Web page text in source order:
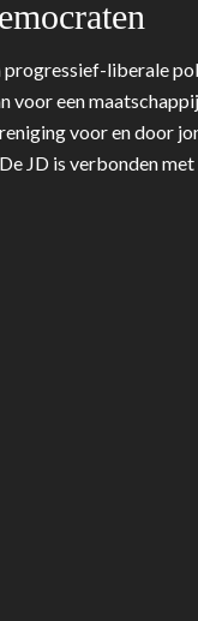
progressief-liberale
voor een
voor en door
JD is verbonden